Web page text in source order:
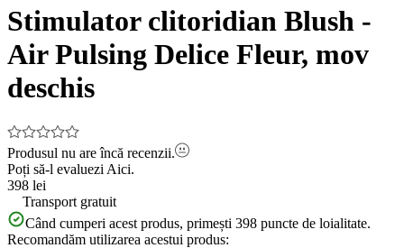
of
13
Stimulator clitoridian Blush -
Air Pulsing Delice Fleur, mov
deschis
Produsul nu are încă recenzii.
Poți să-l evaluezi Aici.
398 lei
Transport gratuit
Când cumperi acest produs, primești 398 puncte de loialitate.
Recomandăm utilizarea acestui produs: